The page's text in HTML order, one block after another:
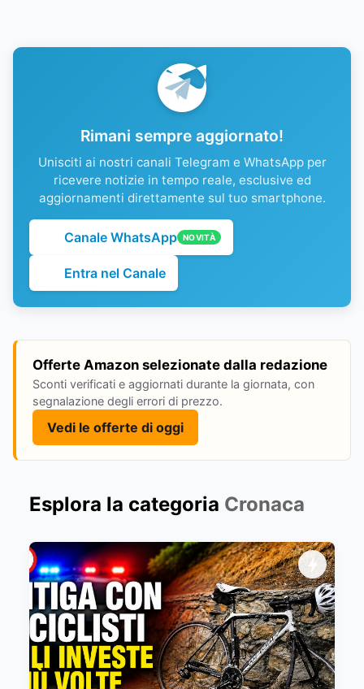
Rimani sempre aggiornato!
Unisciti ai nostri canali Telegram e WhatsApp per
ricevere notizie in tempo reale, esclusive ed
aggiornamenti direttamente sul tuo smartphone.
Canale WhatsApp NOVITÀ
Entra nel Canale
Offerte Amazon selezionate dalla redazione
Sconti verificati e aggiornati durante la giornata, con
segnalazione degli errori di prezzo.
Vedi le offerte di oggi
Esplora la categoria Cronaca